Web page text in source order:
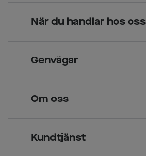
När du handlar hos oss
Över 70 butiker
Genvägar
Om oss
Kundtjänst